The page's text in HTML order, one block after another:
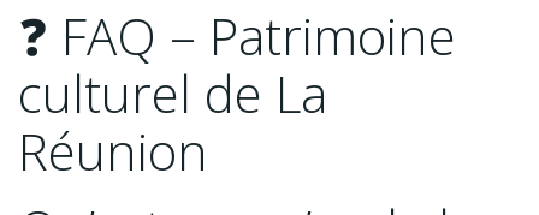
❓ FAQ – Patrimoine
culturel de La
Réunion